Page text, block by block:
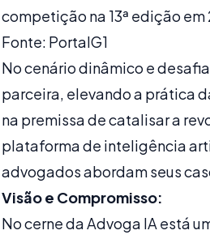
competição na 13ª edição em
Fonte: PortalG1
No cenário dinâmico e
parceira, elevando a prática
na premissa de catalisar a
plataforma de inteligência
advogados abordam seus
Visão e Compromisso:
No cerne da Advoga IA está